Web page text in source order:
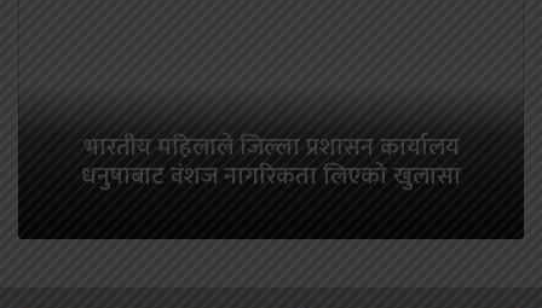
भारतीय महिलाले जिल्ला प्रशासन कार्यालय
धनुषाबाट वंशज नागरिकता लिएको खुलासा